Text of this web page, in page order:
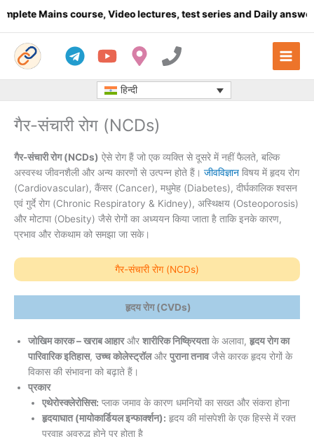
Mains course, Video lectures, test series and Daily answer
हिन्दी
गैर-संचारी रोग (NCDs)
गैर-संचारी रोग (NCDs) ऐसे रोग हैं जो एक व्यक्ति से दूसरे में नहीं फैलते, बल्कि
अस्वस्थ जीवनशैली और अन्य कारणों से उत्पन्न होते हैं। जीवविज्ञान विषय में हृदय रोग
(Cardiovascular), कैंसर (Cancer), मधुमेह (Diabetes), दीर्घकालिक श्वसन
एवं गुर्दे रोग (Chronic Respiratory & Kidney), अस्थिक्षय (Osteoporosis)
और मोटापा (Obesity) जैसे रोगों का अध्ययन किया जाता है ताकि इनके कारण,
प्रभाव और रोकथाम को समझा जा सके।
गैर-संचारी रोग (NCDs)
हृदय रोग (CVDs)
जोखिम कारक – खराब आहारऔर शारीरिक निष्क्रियताके अलावा, हृदय रोग का
पारिवारिक इतिहास, उच्च कोलेस्ट्रॉलऔर पुराना तनावजैसे कारक हृदय रोगों के
विकास की संभावना को बढ़ाते हैं।
प्रकार
एथेरोस्क्लेरोसिस: प्लाक जमाव के कारण धमनियों का सख्त और संकरा होना
हृदयाघात (मायोकार्डियल इन्फार्क्शन): हृदय की मांसपेशी के एक हिस्से में रक्त
प्रवाह अवरुद्ध होने पर होता है